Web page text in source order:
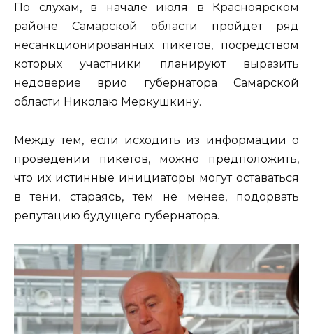
По слухам, в начале июля в Красноярском
районе Самарской области пройдет ряд
несанкционированных пикетов, посредством
которых участники планируют выразить
недоверие врио губернатора Самарской
области Николаю Меркушкину.
Между тем, если исходить из информации о
проведении пикетов, можно предположить,
что их истинные инициаторы могут оставаться
в тени, стараясь, тем не менее, подорвать
репутацию будущего губернатора.